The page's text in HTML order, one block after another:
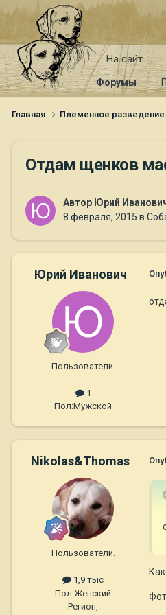
На сайт
Форумы
Главная Племенное
Отдам щенков
Автор Юрий
8 февраля, 2015 в
Юрий Иванович
Пользователи.
1
Пол:Мужской
Nikolas&Thomas
Пользователи.
1,9 тыс
Пол:Женский
Регион,